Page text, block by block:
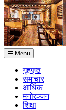
Menu
गृहपृष्ठ
समाचार
आर्थिक
मनोरञ्जन
शिक्षा